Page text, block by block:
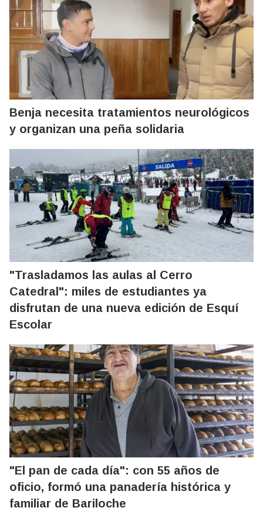
Benja necesita tratamientos neurológicos
y organizan una peña solidaria
"Trasladamos las aulas al Cerro
Catedral": miles de estudiantes ya
disfrutan de una nueva edición de Esquí
Escolar
"El pan de cada día": con 55 años de
oficio, formó una panadería histórica y
familiar de Bariloche